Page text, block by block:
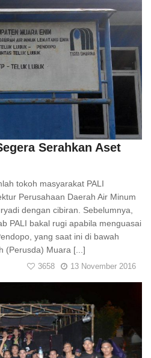
Serahkan Aset
tokoh masyarakat PALI
Perusahaan Daerah Air Minum
dengan cibiran. Sebelumnya,
PALI bakal rugi apabila menguasai
yang saat ini di bawah
(Perusda) Muara [...]
13 November 2016
3658